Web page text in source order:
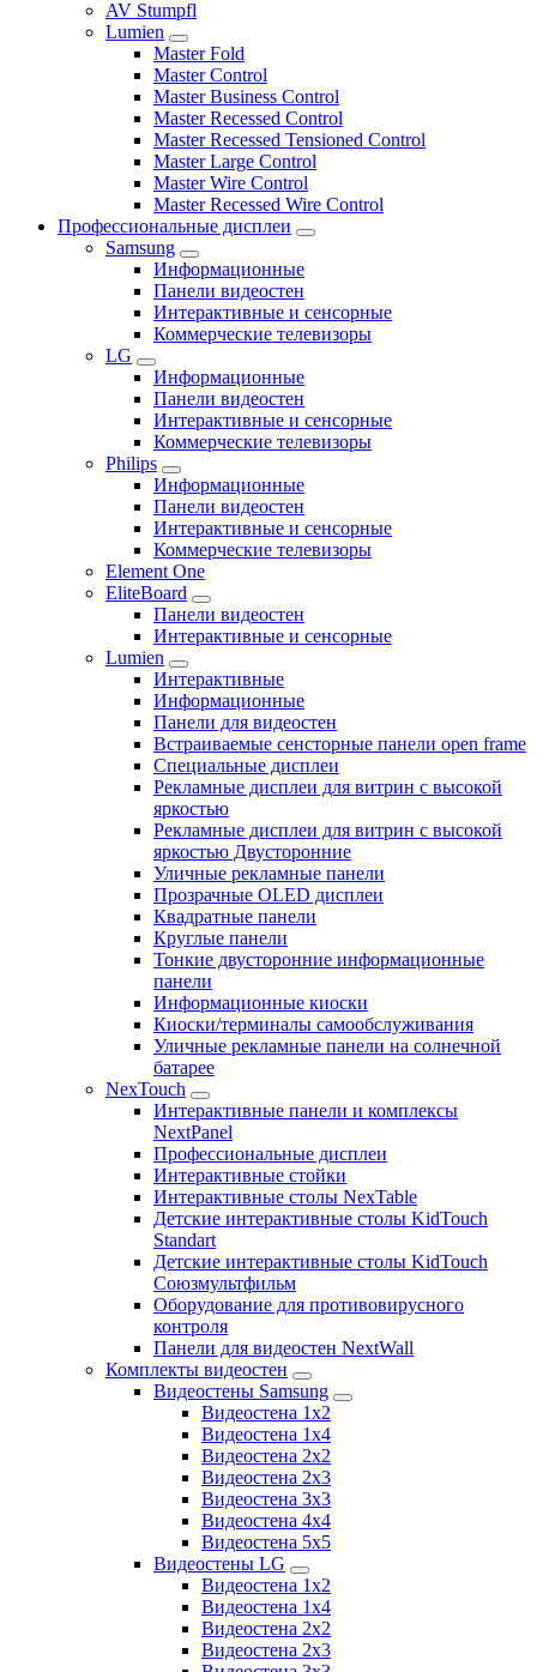
AV Stumpfl
Lumien
Master Fold
Master Control
Master Business Control
Master Recessed Control
Master Recessed Tensioned Control
Master Large Control
Master Wire Control
Master Recessed Wire Control
Профессиональные дисплеи
Samsung
Информационные
Панели видеостен
Интерактивные и сенсорные
Коммерческие телевизоры
LG
Информационные
Панели видеостен
Интерактивные и сенсорные
Коммерческие телевизоры
Philips
Информационные
Панели видеостен
Интерактивные и сенсорные
Коммерческие телевизоры
Element One
EliteBoard
Панели видеостен
Интерактивные и сенсорные
Lumien
Интерактивные
Информационные
Панели для видеостен
Встраиваемые сенсторные панели open frame
Специальные дисплеи
Рекламные дисплеи для витрин с высокой
яркостью
Рекламные дисплеи для витрин с высокой
яркостью Двусторонние
Уличные рекламные панели
Прозрачные OLED дисплеи
Квадратные панели
Круглые панели
Тонкие двусторонние информационные
панели
Информационные киоски
Киоски/терминалы самообслуживания
Уличные рекламные панели на солнечной
батарее
NexTouch
Интерактивные панели и комплексы
NextPanel
Профессиональные дисплеи
Интерактивные стойки
Интерактивные столы NexTable
Детские интерактивные столы KidTouch
Standart
Детские интерактивные столы KidTouch
Союзмультфильм
Оборудование для противовирусного
контроля
Панели для видеостен NextWall
Комплекты видеостен
Видеостены Samsung
Видеостена 1x2
Видеостена 1x4
Видеостена 2x2
Видеостена 2х3
Видеостена 3x3
Видеостена 4x4
Видеостена 5x5
Видеостены LG
Видеостена 1x2
Видеостена 1x4
Видеостена 2x2
Видеостена 2x3